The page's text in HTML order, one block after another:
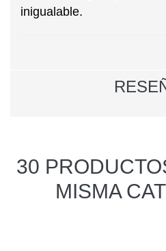
inigualable.
30
MISMA